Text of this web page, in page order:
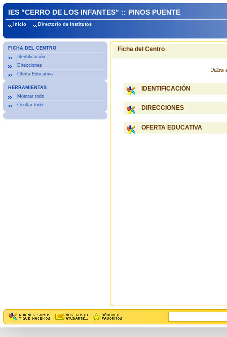
IES "CERRO DE LOS INFANTES" :: PINOS PUENTE
Inicio Directorio de Institutos
FICHA DEL CENTRO
Identificación
Direcciones
Oferta Educativa
HERRAMIENTAS
Mostrar todo
Ocultar todo
Ficha del Centro
Utiliza
IDENTIFICACIÓN
DIRECCIONES
OFERTA EDUCATIVA